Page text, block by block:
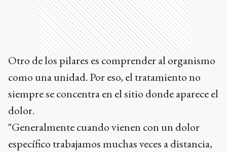
Otro de los pilares es comprender al organismo
como una unidad. Por eso, el tratamiento no
siempre se concentra en el sitio donde aparece el
dolor.
"Generalmente cuando vienen con un dolor
específico trabajamos muchas veces a distancia,